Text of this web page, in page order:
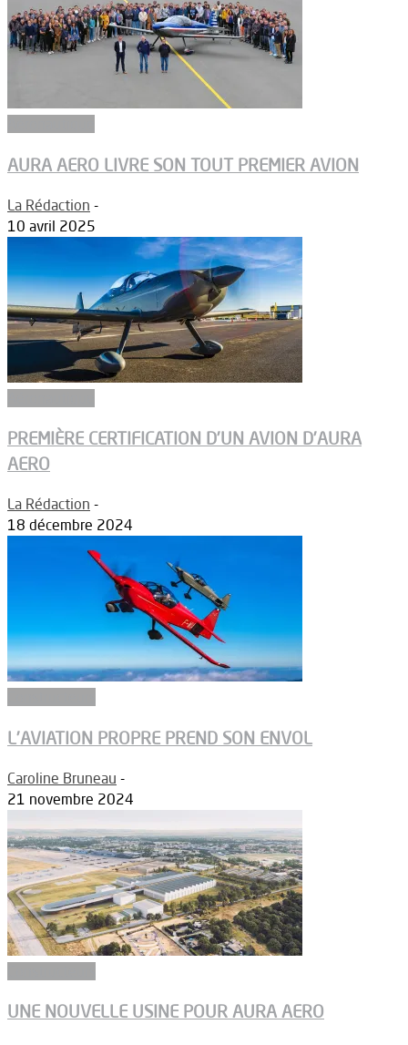
AURA AERO LIVRE SON TOUT PREMIER AVION
La Rédaction -
10 avril 2025
PREMIÈRE CERTIFICATION D’UN AVION D’AURA
AERO
La Rédaction -
18 décembre 2024
L’AVIATION PROPRE PREND SON ENVOL
Caroline Bruneau -
21 novembre 2024
UNE NOUVELLE USINE POUR AURA AERO